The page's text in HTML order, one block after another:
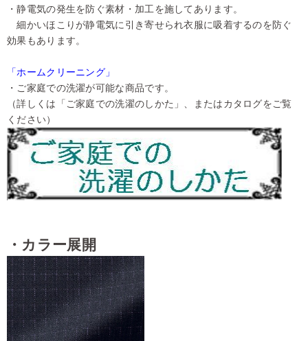
・静電気の発生を防ぐ素材・加工を施してあります。
細かいほこりが静電気に引き寄せられ衣服に吸着するのを防ぐ
効果もあります。
「ホームクリーニング」
・ご家庭での洗濯が可能な商品です。
（詳しくは「ご家庭での洗濯のしかた」、またはカタログをご覧
ください）
・カラー展開